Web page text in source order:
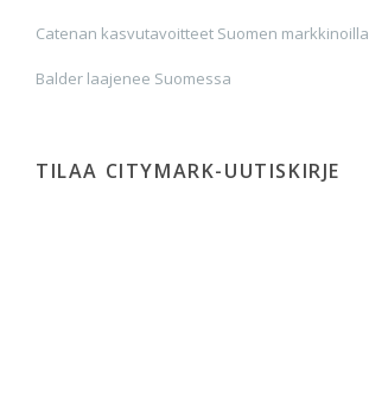
Catenan kasvutavoitteet Suomen markkinoilla
Balder laajenee Suomessa
TILAA CITYMARK-UUTISKIRJE